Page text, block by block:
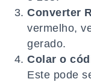
Converter
vermelho,
gerado.
Colar o
Este pode